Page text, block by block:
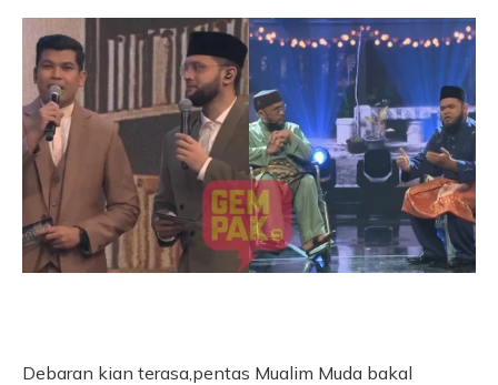
Debaran kian terasa,pentas Mualim Muda bakal